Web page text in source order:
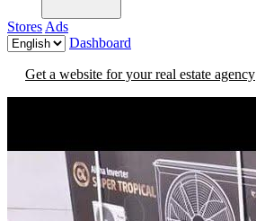
Stores Ads
Dashboard
Get a website for your real estate agency